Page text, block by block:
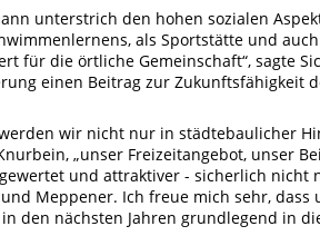
unterstrich den hohen sozialen
als Sportstätte und
für die örtliche Gemeinschaft“, sagte
einen Beitrag zur Zukunftsfähigkeit
wir nicht nur in städtebaulicher
„unser Freizeitangebot, unser
und attraktiver - sicherlich nicht
Meppener. Ich freue mich sehr, dass
den nächsten Jahren grundlegend in